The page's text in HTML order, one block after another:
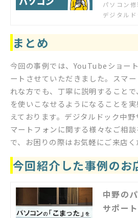
リに登録
セルで表
合わせく
パソコン
デジタルド
まとめ
今回の事例では、YouTubeショー
ートさせていただきました。スマ
れな方でも、丁寧に説明すること
を使いこなせるようになることを
えております。デジタルドック中
マートフォンに関する様々なご相
で、お困りの際はお気軽にご来店く
今回紹介した事例のお
中野の
サポー